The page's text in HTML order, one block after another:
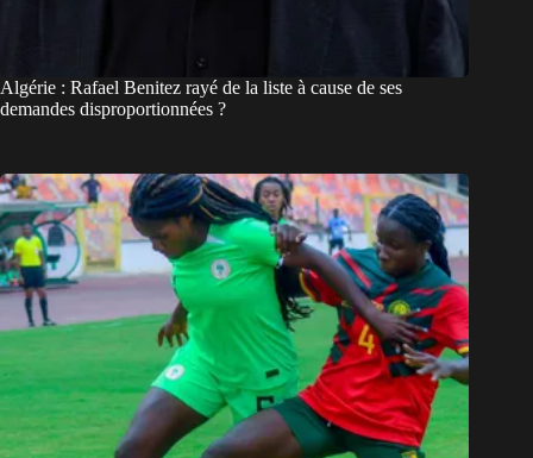
Algérie : Rafael Benitez rayé de la liste à cause de ses
demandes disproportionnées ?